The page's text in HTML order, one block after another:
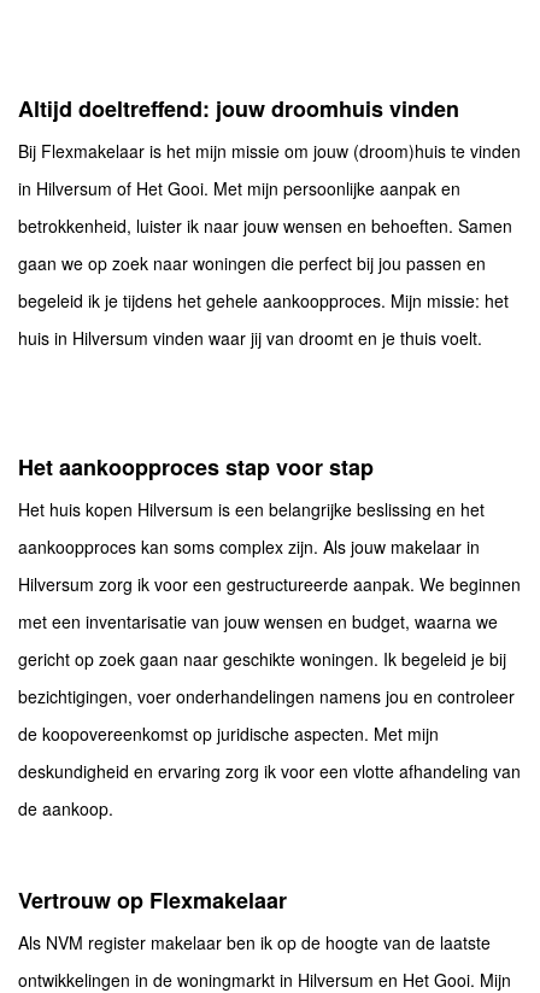
Altijd doeltreffend: jouw droomhuis vinden
Bij Flexmakelaar is het mijn missie om jouw (droom)huis te vinden
in Hilversum of Het Gooi. Met mijn persoonlijke aanpak en
betrokkenheid, luister ik naar jouw wensen en behoeften. Samen
gaan we op zoek naar woningen die perfect bij jou passen en
begeleid ik je tijdens het gehele aankoopproces. Mijn missie: het
huis in Hilversum vinden waar jij van droomt en je thuis voelt.
Het aankoopproces stap voor stap
Het huis kopen Hilversum is een belangrijke beslissing en het
aankoopproces kan soms complex zijn. Als jouw makelaar in
Hilversum zorg ik voor een gestructureerde aanpak. We beginnen
met een inventarisatie van jouw wensen en budget, waarna we
gericht op zoek gaan naar geschikte woningen. Ik begeleid je bij
bezichtigingen, voer onderhandelingen namens jou en controleer
de koopovereenkomst op juridische aspecten. Met mijn
deskundigheid en ervaring zorg ik voor een vlotte afhandeling van
de aankoop.
Vertrouw op Flexmakelaar
Als NVM register makelaar ben ik op de hoogte van de laatste
ontwikkelingen in de woningmarkt in Hilversum en Het Gooi. Mijn